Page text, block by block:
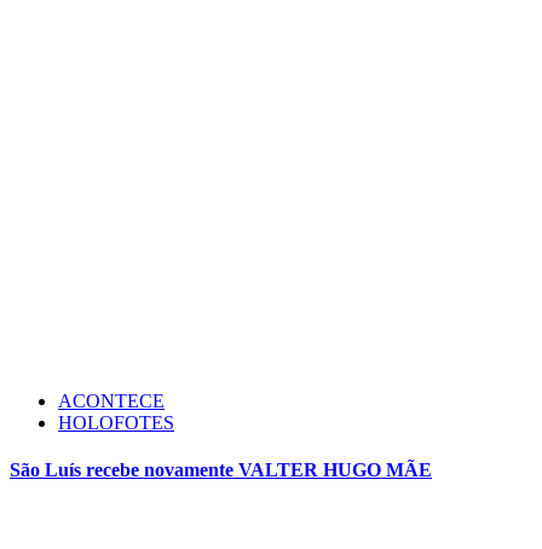
ACONTECE
HOLOFOTES
São Luís recebe novamente VALTER HUGO MÃE